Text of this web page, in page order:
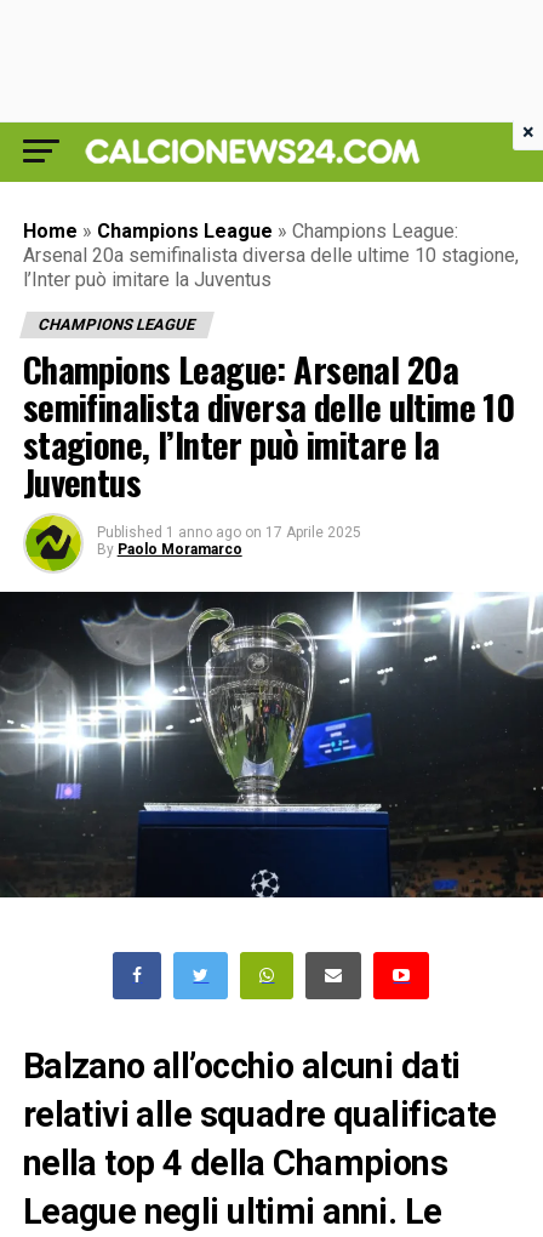
Home » Champions League » Champions League:
Arsenal 20a semifinalista diversa delle ultime 10 stagione,
l’Inter può imitare la Juventus
CHAMPIONS LEAGUE
Champions League: Arsenal 20a
semifinalista diversa delle ultime 10
stagione, l’Inter può imitare la
Juventus
Published 1 anno ago on 17 Aprile 2025
By Paolo Moramarco
Balzano all’occhio alcuni dati
relativi alle squadre qualificate
nella top 4 della Champions
League negli ultimi anni. Le
×